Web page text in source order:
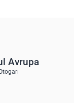
Avrupa